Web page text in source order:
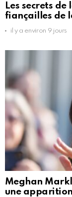
Les secrets
fiançailles de
il y a environ 9 jours
Meghan
une